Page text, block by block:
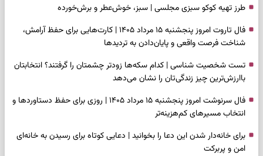
طرز تهیه کوکو سبزی مجلسی | سبز، خوش‌عطر و برش‌خورده
فال تاروت امروز پنجشنبه ۱۵ مرداد ۱۴۰۵ | کارت‌هایی برای حفظ آرامش،
شناخت فرصت واقعی و پایان‌دادن به تردیدها
تست شخصیت شناسی | کدام سکه‌ها زودتر چشمتان را گرفتند؟ انتخابتان
باارزش‌ترین چیز زندگی‌تان را نشان می‌دهد
فال سرنوشت امروز پنجشنبه ۱۵ مرداد ۱۴۰۵ | روزی برای حفظ دستاوردها و
انتخاب مسیرهای کم‌هزینه‌تر
برای خانه‌دار شدن این دعا را بخوانید | دعایی کوتاه برای رسیدن به خانه‌ای
امن و پربرکت